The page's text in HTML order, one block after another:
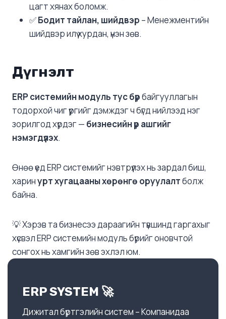
цагт хянах боломж.
✅Бодит тайлан, шийдвэр – Менежментийн
шийдвэр илүү хурдан, үнэн зөв.
Дүгнэлт
ERP системийн модуль тус бүрбайгууллагын
тодорхой чиг үүргийг дэмждэг ч бүгд нийлээд нэг
зорилгод хүрдэг — бизнесийн үр ашгийг
нэмэгдүүлэх.
Өнөө үед ERP системийг нэвтрүүлэх нь зардал биш,
харинурт хугацааны хөрөнгө оруулалтболж
байна.
💡 Хэрэв та бизнесээ дараагийн түвшинд гаргахыг
хүсвэл ERP системийн модуль бүрийг оновчтой
сонгох нь хамгийн зөв эхлэл юм.
ERP SYSTEM 🚀
Дижитал бүртгэлийн систем – Компанидаа